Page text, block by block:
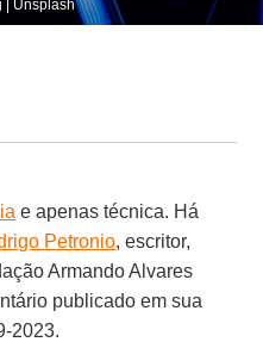
| Unsplash
e apenas técnica. Há
Petronio, escritor,
Armando Alvares
publicado em sua
2023.